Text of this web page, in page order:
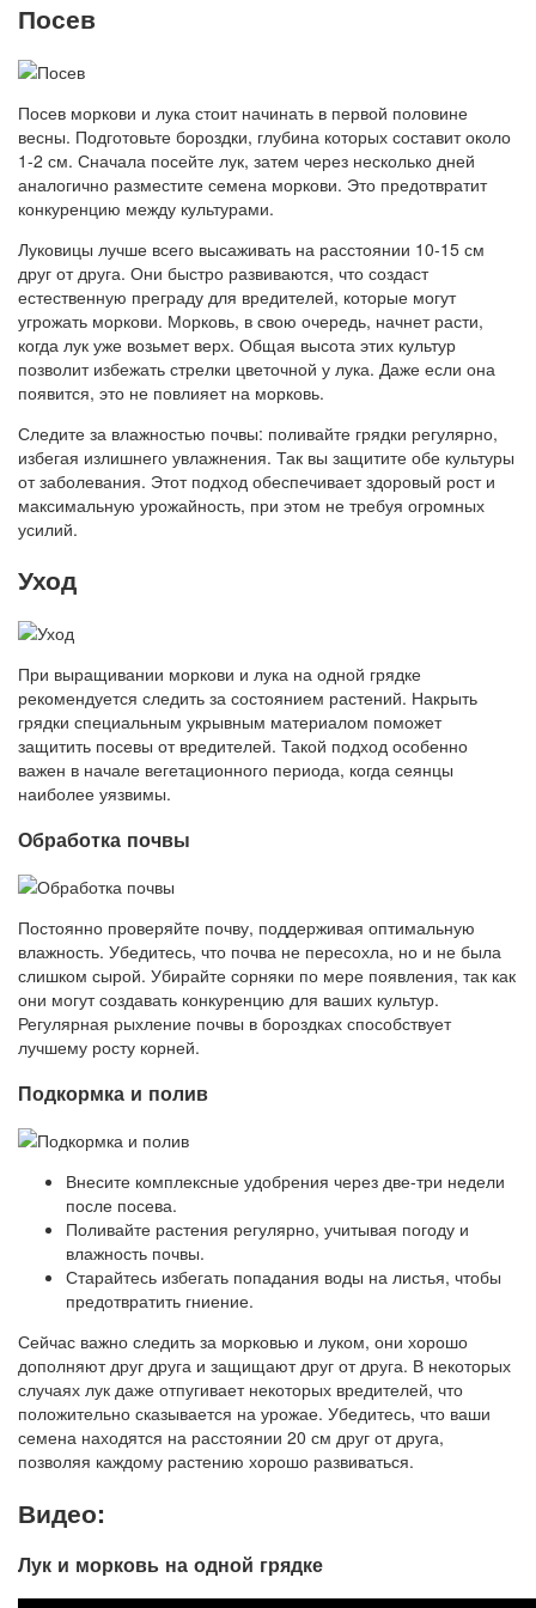
Посев
Посев моркови и лука стоит начинать в первой половине
весны. Подготовьте бороздки, глубина которых составит около
1-2 см. Сначала посейте лук, затем через несколько дней
аналогично разместите семена моркови. Это предотвратит
конкуренцию между культурами.
Луковицы лучше всего высаживать на расстоянии 10-15 см
друг от друга. Они быстро развиваются, что создаст
естественную преграду для вредителей, которые могут
угрожать моркови. Морковь, в свою очередь, начнет расти,
когда лук уже возьмет верх. Общая высота этих культур
позволит избежать стрелки цветочной у лука. Даже если она
появится, это не повлияет на морковь.
Следите за влажностью почвы: поливайте грядки регулярно,
избегая излишнего увлажнения. Так вы защитите обе культуры
от заболевания. Этот подход обеспечивает здоровый рост и
максимальную урожайность, при этом не требуя огромных
усилий.
Уход
При выращивании моркови и лука на одной грядке
рекомендуется следить за состоянием растений. Накрыть
грядки специальным укрывным материалом поможет
защитить посевы от вредителей. Такой подход особенно
важен в начале вегетационного периода, когда сеянцы
наиболее уязвимы.
Обработка почвы
Постоянно проверяйте почву, поддерживая оптимальную
влажность. Убедитесь, что почва не пересохла, но и не была
слишком сырой. Убирайте сорняки по мере появления, так как
они могут создавать конкуренцию для ваших культур.
Регулярная рыхление почвы в бороздках способствует
лучшему росту корней.
Подкормка и полив
Внесите комплексные удобрения через две-три недели
после посева.
Поливайте растения регулярно, учитывая погоду и
влажность почвы.
Старайтесь избегать попадания воды на листья, чтобы
предотвратить гниение.
Сейчас важно следить за морковью и луком, они хорошо
дополняют друг друга и защищают друг от друга. В некоторых
случаях лук даже отпугивает некоторых вредителей, что
положительно сказывается на урожае. Убедитесь, что ваши
семена находятся на расстоянии 20 см друг от друга,
позволяя каждому растению хорошо развиваться.
Видео:
Лук и морковь на одной грядке